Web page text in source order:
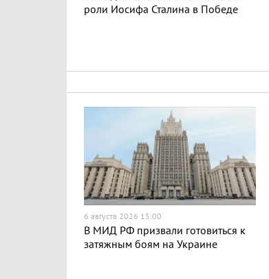
роли Иосифа Сталина в Победе
6 августа 2026 15:00
В МИД РФ призвали готовиться к
затяжным боям на Украине